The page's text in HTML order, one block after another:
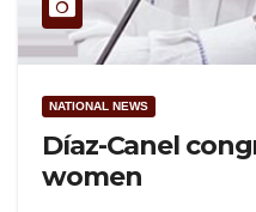
NATIONAL NEWS
Díaz-Canel
women